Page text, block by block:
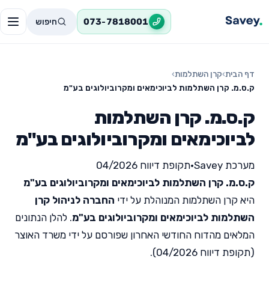
073-7818001 חיפוש
דף הבית›קרן השתלמות›
ק.ס.מ. קרן השתלמות לביוכימאים ומקרוביולוגים בע"מ
ק.ס.מ. קרן השתלמות
לביוכימאים ומקרוביולוגים בע"מ
מערכת Savey •תקופת דיווח 04/2026
ק.ס.מ. קרן השתלמות לביוכימאים ומקרוביולוגים בע"מ
היא קרן השתלמות המנוהלת על ידי החברה לניהול קרן
השתלמות לביוכימאים ומקרוביולוגים בע"מ. להלן הנתונים
המלאים מהדוח החודשי האחרון שפורסם על ידי משרד האוצר
(תקופת דיווח 04/2026).